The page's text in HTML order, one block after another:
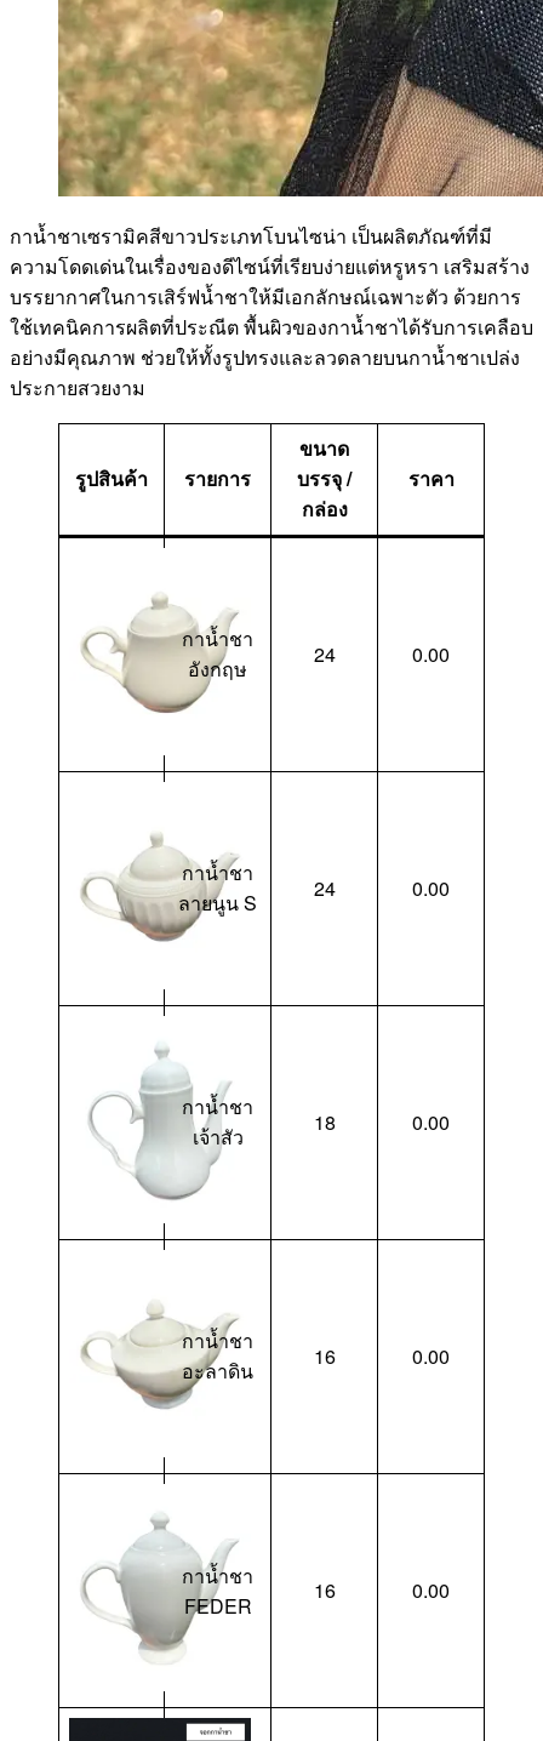
กาน้ำชาเซรามิคสีขาวประเภทโบนไซน่า เป็นผลิตภัณฑ์ที่มี
ความโดดเด่นในเรื่องของดีไซน์ที่เรียบง่ายแต่หรูหรา เสริมสร้าง
บรรยากาศในการเสิร์ฟน้ำชาให้มีเอกลักษณ์เฉพาะตัว ด้วยการ
ใช้เทคนิคการผลิตที่ประณีต พื้นผิวของกาน้ำชาได้รับการเคลือบ
อย่างมีคุณภาพ ช่วยให้ทั้งรูปทรงและลวดลายบนกาน้ำชาเปล่ง
ประกายสวยงาม
รูปสินค้า รายการ
ขนาด
บรรจุ /
กล่อง
ราคา
กาน้ำชา
อังกฤษ
24 0.00
กาน้ำชา
ลายนูน S
24 0.00
กาน้ำชา
เจ้าสัว
18 0.00
กาน้ำชา
อะลาดิน
16 0.00
กาน้ำชา
FEDER
16 0.00